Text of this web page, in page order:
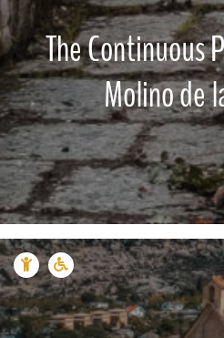
The Continuous
Molino de